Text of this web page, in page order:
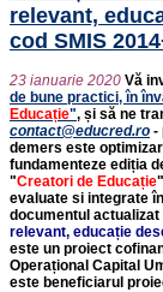
relevant,
cod SMIS
23 ianuarie 2020 Vă
de bune practici, în
Educație", și să ne
contact@educred.ro -
demers este
fundamenteze ediția
"Creatori de Educație
evaluate si integrate
documentul
relevant, educație
este un proiect
Operațional Capital
este beneficiarul